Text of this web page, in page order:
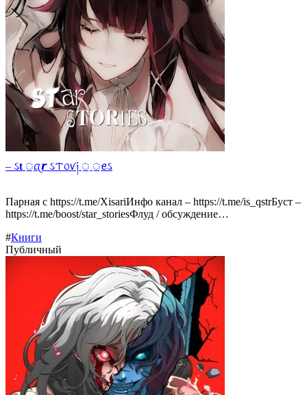
– ઽ𝐭 ᤻ꪋ𝙧 ઽᝨ᥆ꪚ༏ ᤻ ᤻ꫀઽ
Парная с https://t.me/XisariИнфо канал – https://t.me/is_qstrБуст –
https://t.me/boost/star_storiesФлуд / обсуждение…
#Книги
Публичный